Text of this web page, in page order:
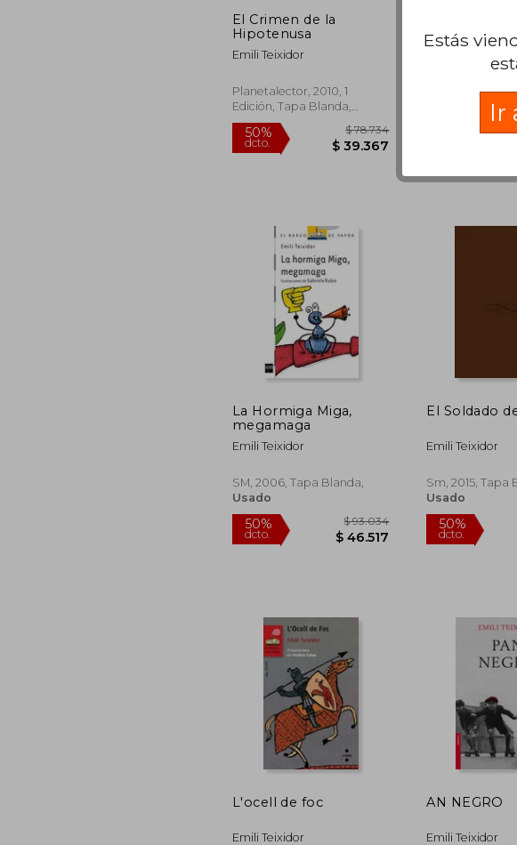
El Crimen de la
Hipotenusa
Emili Teixidor
Planetalector, 2010, 1
Edición, Tapa Blanda,
Nuevo
50%
dcto.
la Hormiga
SM, 2017, Tapa
La Hormiga Miga,
megamaga
Emili Teixidor
SM, 2006, Tapa Blanda,
Usado
50%
dcto. $ 46.517
El Soldado
Emili Teixidor
Sm, 2015, Tapa
Usado
50%
dcto.
L'ocell de foc
Emili Teixidor
AN NEGRO
Emili Teixidor
Estás
Ir